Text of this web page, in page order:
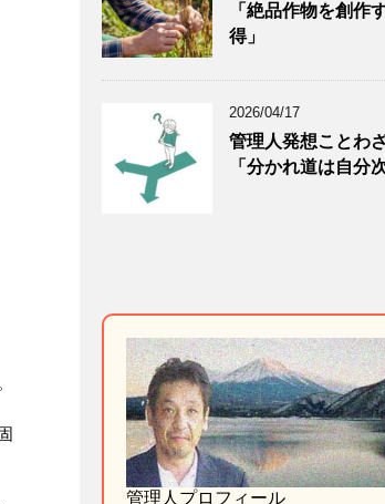
「絶品作物を創作
得」
2026/04/17
管理人発想ことわ
「分かれ道は自分
管理人プロフィール